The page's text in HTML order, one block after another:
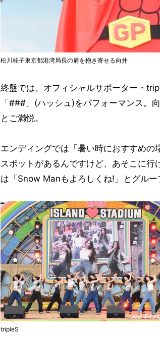
松川桂子東京都港湾局長の肩を抱き寄せる向井
終盤では、オフィシャルサポーター・
「###」(ハッシュ)をパフォーマンス。
とご満悦。
エンディングでは「暑い時におすすめ
スポットがあるんですけど、あそこに
は「Snow Manもよろしくね!」とグルー
tripleS